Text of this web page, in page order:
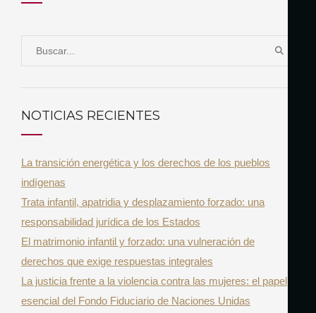
c
f
o
r
:
B
NOTICIAS RECIENTES
La transición energética y los derechos de los pueblos
indígenas
Trata infantil, apatridia y desplazamiento forzado: una
responsabilidad jurídica de los Estados
El matrimonio infantil y forzado: una vulneración de
derechos que exige respuestas integrales
La justicia frente a la violencia contra las mujeres: el papel
esencial del Fondo Fiduciario de Naciones Unidas